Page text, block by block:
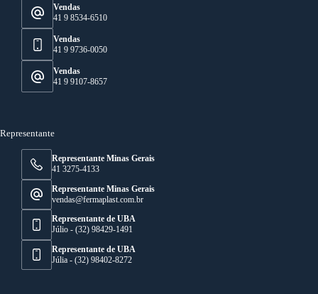
Vendas
41 9 8534-6510
Vendas
41 9 9736-0050
Vendas
41 9 9107-8657
Representante
Representante Minas Gerais
41 3275-4133
Representante Minas Gerais
vendas@fermaplast.com.br
Representante de UBA
Júlio - (32) 98429-1491
Representante de UBA
Júlia - (32) 98402-8272